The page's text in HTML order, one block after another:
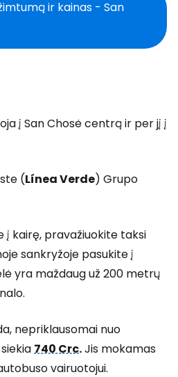
ir kainas - San
į San Chosė centrą ir per jį į
(Línea Verde) Grupo
į kairę, pravažiuokite taksi
sankryžoje pasukite į
yra maždaug už 200 metrų
nepriklausomai nuo
740 Crc.Jis mokamas
vairuotojui.